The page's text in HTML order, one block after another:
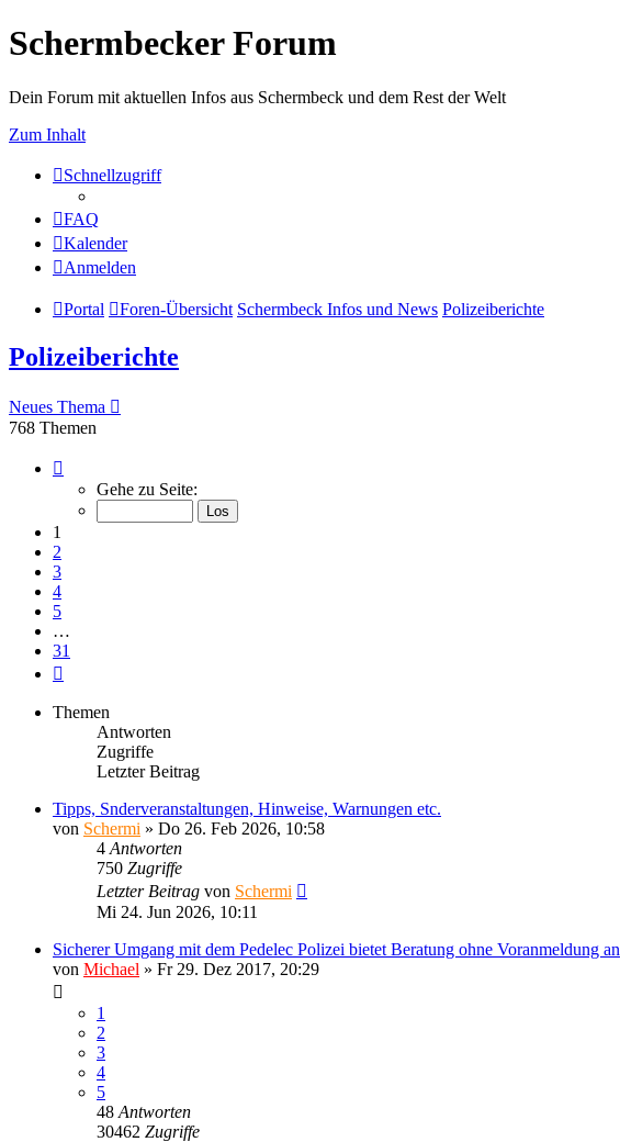
Schermbecker Forum
Dein Forum mit aktuellen Infos aus Schermbeck und dem Rest der Welt
Zum Inhalt
Schnellzugriff
FAQ
Kalender
Anmelden
Portal Foren-Übersicht Schermbeck Infos und News Polizeiberichte
Polizeiberichte
Neues Thema
768 Themen
von
Gehe zu Seite:
1
2
3
4
5
…
31
Themen
Antworten
Zugriffe
Letzter Beitrag
Tipps, Snderveranstaltungen, Hinweise, Warnungen etc.
von Schermi » Do 26. Feb 2026, 10:58
4 Antworten
750 Zugriffe
Letzter Beitrag von Schermi
Mi 24. Jun 2026, 10:11
Sicherer Umgang mit dem Pedelec Polizei bietet Beratung ohne Voranmeldung an
von Michael » Fr 29. Dez 2017, 20:29
1
2
3
4
5
48 Antworten
30462 Zugriffe